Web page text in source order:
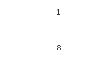
1
8